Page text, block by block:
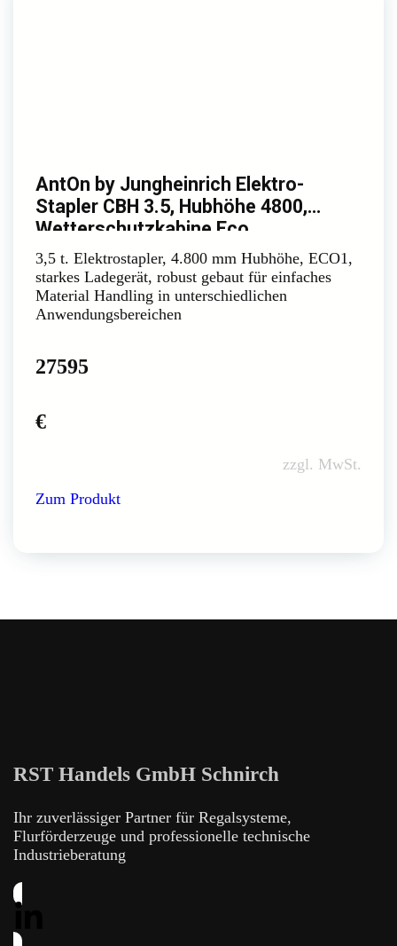
AntOn by Jungheinrich Elektro-
Stapler CBH 3.5, Hubhöhe 4800,
Wetterschutzkabine Eco
3,5 t. Elektrostapler, 4.800 mm Hubhöhe, ECO1,
starkes Ladegerät, robust gebaut für einfaches
Material Handling in unterschiedlichen
Anwendungsbereichen
27595
€
zzgl. MwSt.
Zum Produkt
RST Handels GmbH Schnirch
Ihr zuverlässiger Partner für Regalsysteme,
Flurförderzeuge und professionelle technische
Industrieberatung